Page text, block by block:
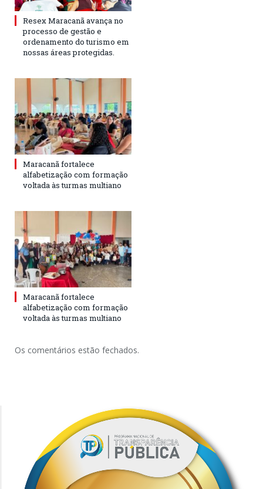
Resex Maracanã avança no
processo de gestão e
ordenamento do turismo em
nossas áreas protegidas.
Maracanã fortalece
alfabetização com formação
voltada às turmas multiano
Maracanã fortalece
alfabetização com formação
voltada às turmas multiano
Os comentários estão fechados.